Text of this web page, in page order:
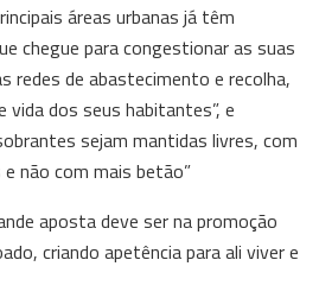
áreas urbanas já têm
chegue para congestionar as suas
redes de abastecimento e recolha,
vida dos seus habitantes”, e
sejam mantidas livres, com
não com mais betão”
aposta deve ser na promoção
criando apetência para ali viver e